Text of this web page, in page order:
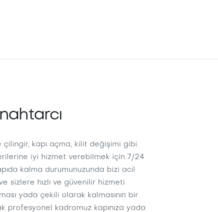
kapı açma, kilit değişimi gibi
iyi hizmet verebilmek için 7/24
kalma durumunuzunda bizi acil
sizlere hızlı ve güvenilir hizmeti
yada çekili olarak kalmasının bir
profesyonel kadromuz kapınıza yada